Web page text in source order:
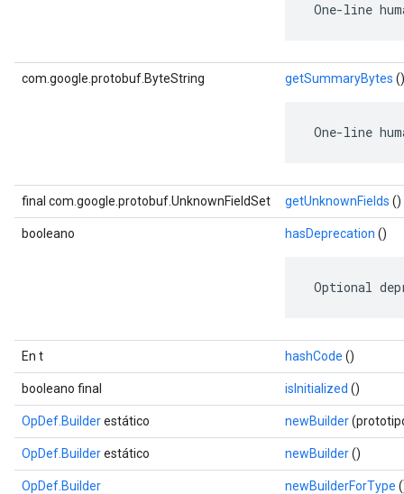
One-line
com.google.protobuf.ByteString getSummaryBytes ()
One-line
final com.google.protobuf.UnknownFieldSet getUnknownFields ()
booleano hasDeprecation ()
Optional
En t hashCode ()
booleano final isInitialized ()
OpDef.Builderestático newBuilder
OpDef.Builderestático newBuilder()
OpDef.Builder newBuilderForType